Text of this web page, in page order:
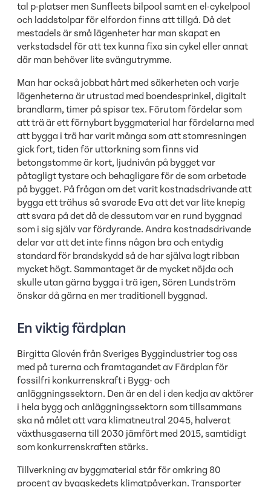
tal p-platser men Sunfleets bilpool samt en el-cykelpool
och laddstolpar för elfordon finns att tillgå. Då det
mestadels är små lägenheter har man skapat en
verkstadsdel för att tex kunna fixa sin cykel eller annat
där man behöver lite svängutrymme.
Man har också jobbat hårt med säkerheten och varje
lägenheterna är utrustad med boendesprinkel, digitalt
brandlarm, timer på spisar tex. Förutom fördelar som
att trä är ett förnybart byggmaterial har fördelarna med
att bygga i trä har varit många som att stomresningen
gick fort, tiden för uttorkning som finns vid
betongstomme är kort, ljudnivån på bygget var
påtagligt tystare och behagligare för de som arbetade
på bygget. På frågan om det varit kostnadsdrivande att
bygga ett trähus så svarade Eva att det var lite knepig
att svara på det då de dessutom var en rund byggnad
som i sig själv var fördyrande. Andra kostnadsdrivande
delar var att det inte finns någon bra och entydig
standard för brandskydd så de har själva lagt ribban
mycket högt. Sammantaget är de mycket nöjda och
skulle utan gärna bygga i trä igen, Sören Lundström
önskar då gärna en mer traditionell byggnad.
En viktig färdplan
Birgitta Glovén från Sveriges Byggindustrier tog oss
med på turerna och framtagandet av Färdplan för
fossilfri konkurrenskraft i Bygg- och
anläggningssektorn. Den är en del i den kedja av aktörer
i hela bygg och anläggningssektorn som tillsammans
ska nå målet att vara klimatneutral 2045, halverat
växthusgaserna till 2030 jämfört med 2015, samtidigt
som konkurrenskraften stärks.
Tillverkning av byggmaterial står för omkring 80
procent av byggskedets klimatpåverkan. Transporter